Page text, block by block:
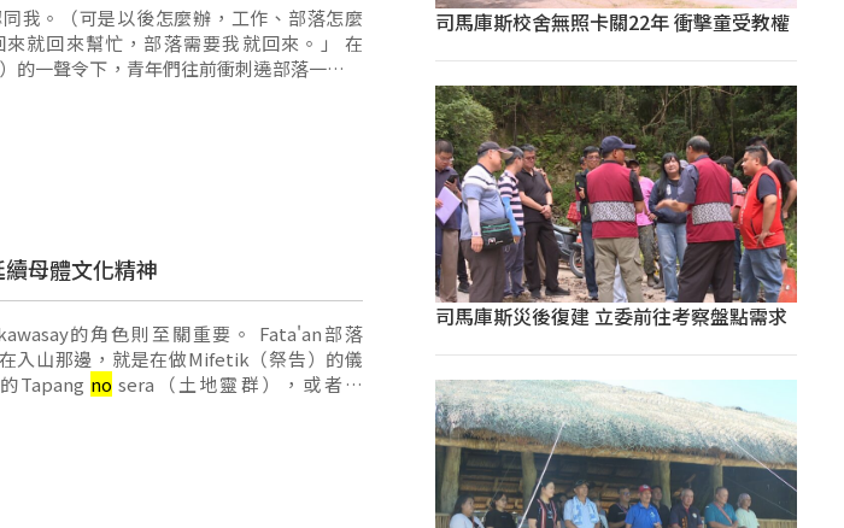
我。（可是以後怎麼辦，工作、部落怎麼
就回來幫忙，部落需要我就回來。」 在
的一聲令下，青年們往前衝刺遶部落一圈，
則必須要跑在前頭，kaka、mama們也會
母體文化精神
的角色則至關重要。 Fata'an部落
入山那邊，就是在做Mifetik（祭告）的儀
Tapang no sera（土地靈群），或者是
的神靈，告訴祂們我們接下來要進到這個
顧我們 …
司馬庫斯校舍無照卡關22年 衝擊童受教權
司馬庫斯災後復建 立委前往考察盤點需求